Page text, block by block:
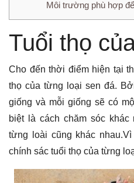
Môi trường phù hợp
Tuổi thọ
Cho đến thời điểm hiện tại
thọ của từng loại sen đá.
giống và mỗi giống sẽ có
biệt là cách chăm sóc
từng loài cũng khác
chính sác tuổi thọ của từng